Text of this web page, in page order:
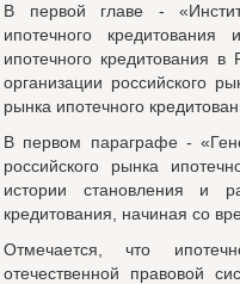
В первой главе -
ипотечного
ипотечного кредитования
организации российского
рынка ипотечного
В первом параграфе -
российского рынка
истории становления и
кредитования, начиная со
Отмечается, что
отечественной правовой